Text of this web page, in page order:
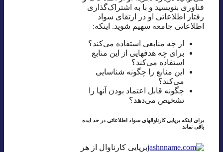
فناوری بنویسید و با به اشتراک‌گذاری
رفتار اطلاعاتی او در ارتقای سواد
اطلاعاتی جامعه سهیم شوید. اینکه:
از چه منابعی استفاده می‌کند؟
برای چه هدفهایی از این منابع
استفاده می‌کند؟
این منابع را چگونه شناسایی
می‌کند؟
چگونه قابل اعتماد بودن آنها را
تشخیص می‌دهد؟
برای اینکه برپایی کارناوالهای سواد اطلاعاتی در حد ایده
باقی نماند
برپایی کارناوال از هر